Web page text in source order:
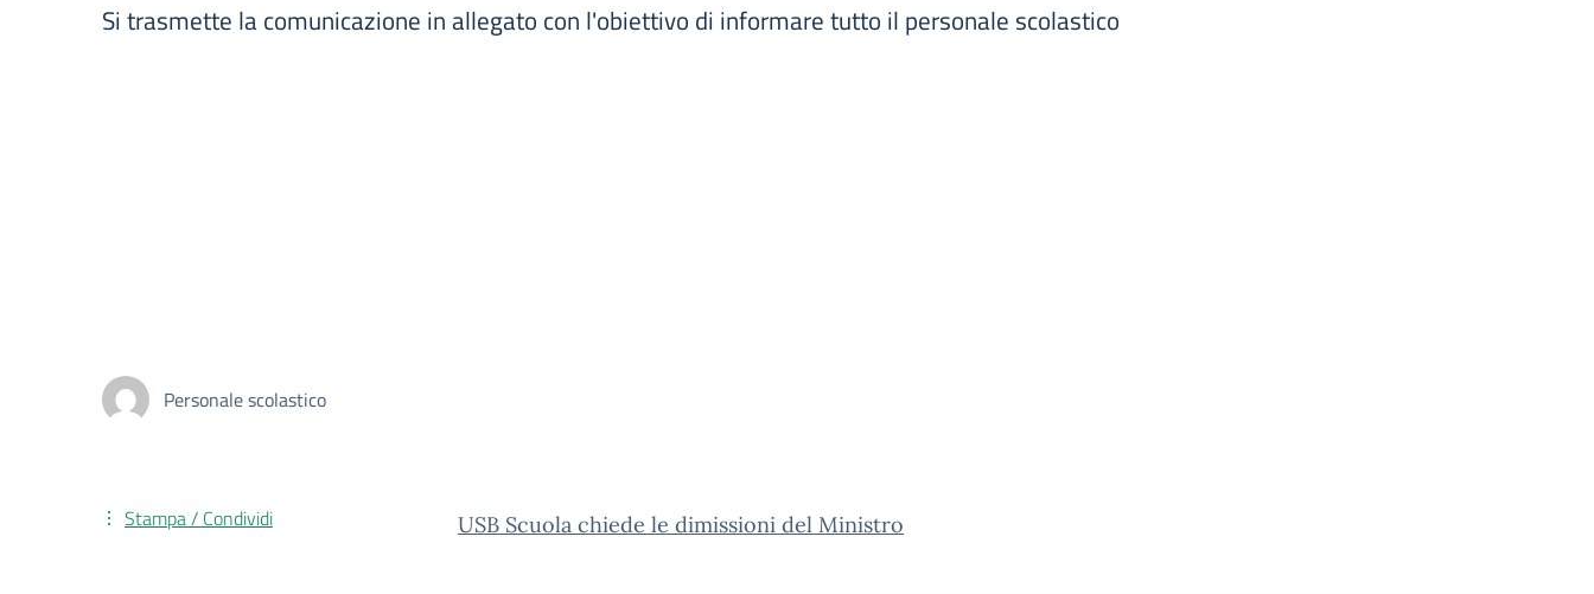
Si trasmette la comunicazione in allegato con l'obiettivo di informare tutto il personale scolastico
Personale scolastico
USB Scuola chiede le dimissioni del Ministro
Stampa / Condividi